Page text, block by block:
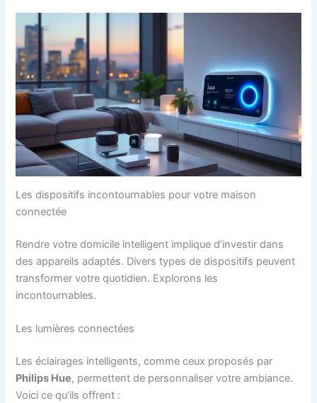
Les dispositifs incontournables pour votre maison
connectée
Rendre votre domicile intelligent implique d’investir dans
des appareils adaptés. Divers types de dispositifs peuvent
transformer votre quotidien. Explorons les
incontournables.
Les lumières connectées
Les éclairages intelligents, comme ceux proposés par
Philips Hue, permettent de personnaliser votre ambiance.
Voici ce qu’ils offrent :